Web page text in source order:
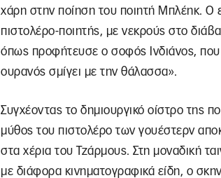
χάρη στην ποίηση του ποιητή Μπλέηκ. Ο
πιστολέρο-ποιητής, με νεκρούς στο
όπως προφήτευσε ο σοφός Ινδιάνος, που
ουρανός σμίγει με την θάλασσα».
Συγχέοντας το δημιουργικό οίστρο της
μύθος του πιστολέρο των γουέστερν
στα χέρια του Τζάρμους. Στη μοναδική
με διάφορα κινηματογραφικά είδη, ο